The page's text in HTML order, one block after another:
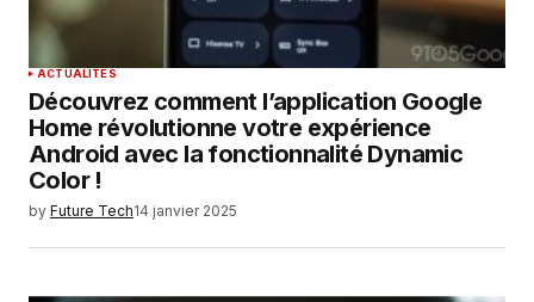
ACTUALITÉS
Découvrez comment l’application Google
Home révolutionne votre expérience
Android avec la fonctionnalité Dynamic
Color !
by Future Tech14 janvier 2025